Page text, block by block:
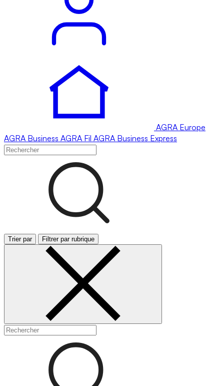
AGRA Europe
AGRA Business AGRA Fil AGRA Business Express
Trier par Filtrer par rubrique